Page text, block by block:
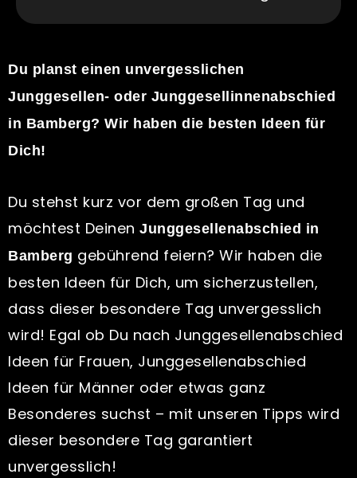
Du planst einen unvergesslichen
Junggesellen- oder Junggesellinnenabschied
in Bamberg? Wir haben die besten Ideen für
Dich!
Du stehst kurz vor dem großen Tag und
möchtest Deinen Junggesellenabschied in
Bamberg gebührend feiern? Wir haben die
besten Ideen für Dich, um sicherzustellen,
dass dieser besondere Tag unvergesslich
wird! Egal ob Du nach Junggesellenabschied
Ideen für Frauen, Junggesellenabschied
Ideen für Männer oder etwas ganz
Besonderes suchst – mit unseren Tipps wird
dieser besondere Tag garantiert
unvergesslich!